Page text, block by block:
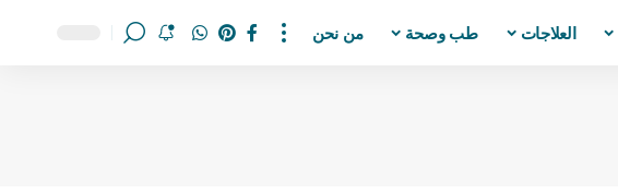
العلاجات طب وصحة من نحن